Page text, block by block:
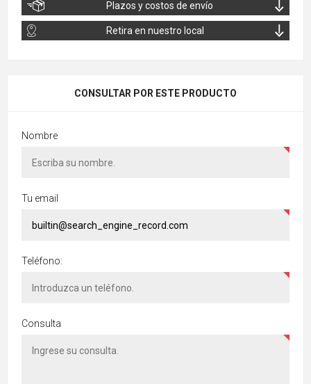
Plazos y costos de envío
Retira en nuestro local
CONSULTAR POR ESTE PRODUCTO
Nombre
Tu email
Teléfono:
Consulta